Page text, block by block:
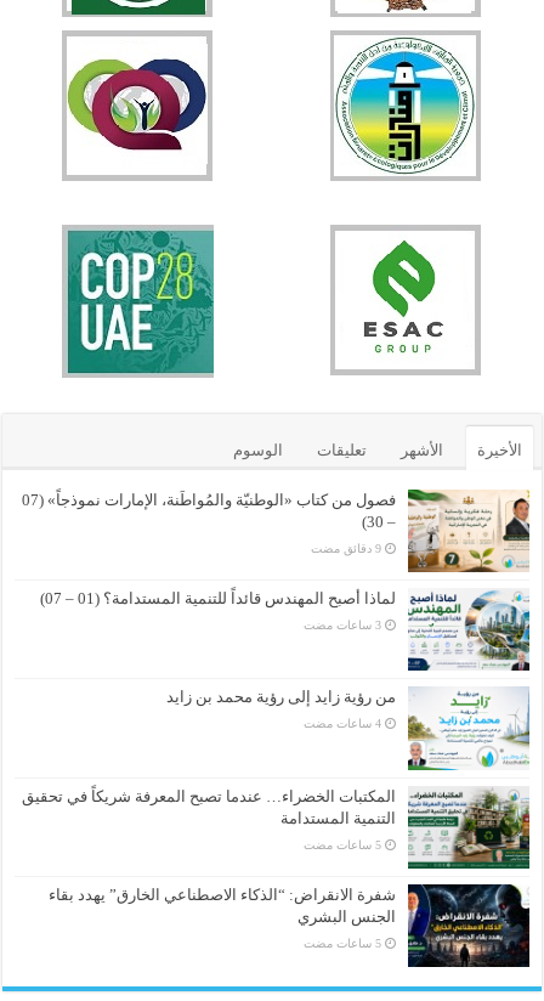
الأخيرة الأشهر تعليقات الوسوم
فصول من كتاب «الوطنيّة والمُواطَنة، الإمارات نموذجاً» (07
– 30)
لماذا أصبح المهندس قائداً للتنمية المستدامة؟ (01 – 07)
من رؤية زايد إلى رؤية محمد بن زايد
المكتبات الخضراء… عندما تصبح المعرفة شريكاً في تحقيق
التنمية المستدامة
شفرة الانقراض: “الذكاء الاصطناعي الخارق” يهدد بقاء
الجنس البشري